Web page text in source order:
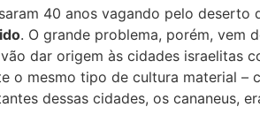
40 anos vagando pelo deserto
. O grande problema, porém, vem
dar origem às cidades israelitas
o mesmo tipo de cultura material
dessas cidades, os cananeus,